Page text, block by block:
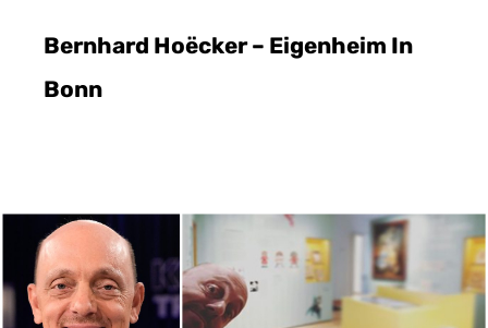
Bernhard Hoëcker – Eigenheim In
Bonn